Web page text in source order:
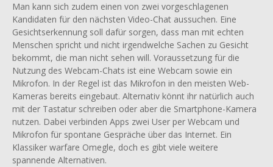
Man kann sich zudem einen von zwei vorgeschlagenen
Kandidaten für den nächsten Video-Chat aussuchen. Eine
Gesichtserkennung soll dafür sorgen, dass man mit echten
Menschen spricht und nicht irgendwelche Sachen zu Gesicht
bekommt, die man nicht sehen will. Voraussetzung für die
Nutzung des Webcam-Chats ist eine Webcam sowie ein
Mikrofon. In der Regel ist das Mikrofon in den meisten Web-
Kameras bereits eingebaut. Alternativ könnt ihr natürlich auch
mit der Tastatur schreiben oder aber die Smartphone-Kamera
nutzen. Dabei verbinden Apps zwei User per Webcam und
Mikrofon für spontane Gespräche über das Internet. Ein
Klassiker warfare Omegle, doch es gibt viele weitere
spannende Alternativen.